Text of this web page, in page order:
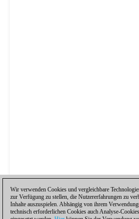
Wir verwenden Cookies und vergleichbare
zur Verfügung zu stellen, die Nutzererfahrungen zu
Inhalte auszuspielen. Abhängig von ihrem
technisch erforderlichen Cookies auch Analyse-